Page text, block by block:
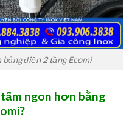
điện 2 tầng Ecomi
ngon hơn bằng